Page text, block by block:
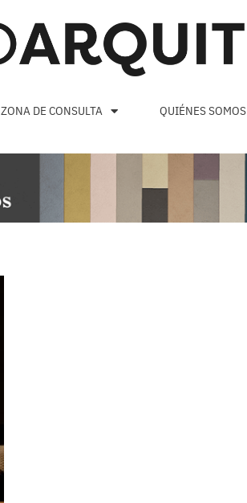
ZONA DE CONSULTA QUIÉNES SOMOS